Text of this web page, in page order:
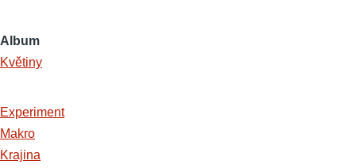
Album
Květiny
Experiment
Makro
Krajina